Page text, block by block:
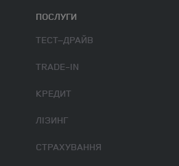
ПОСЛУГИ
ТЕСТ–ДРАЙВ
TRADE-IN
КРЕДИТ
ЛІЗИНГ
СТРАХУВАННЯ